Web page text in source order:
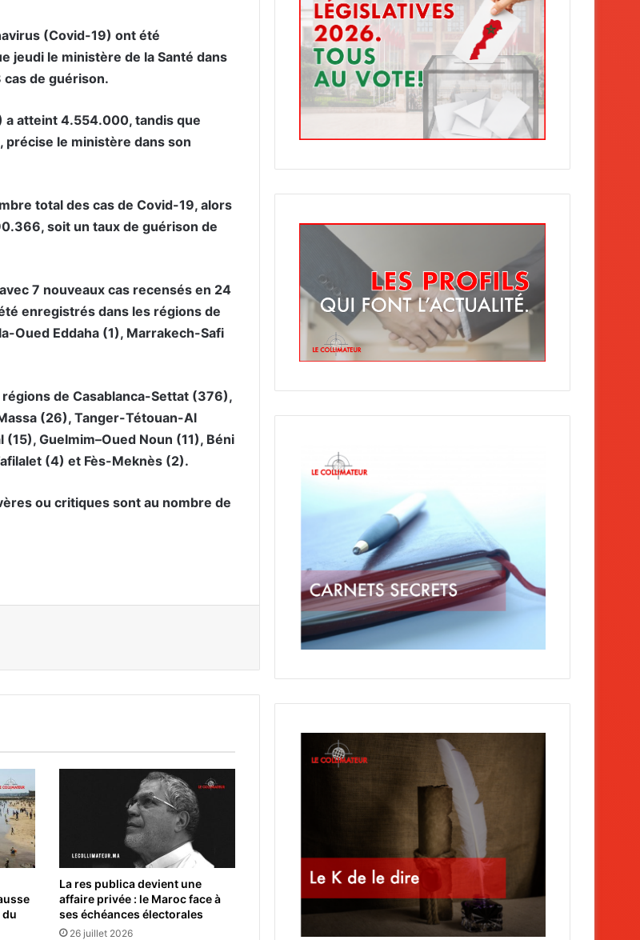
(Covid-19) ont été
jeudi le ministère de la Santé dans
de guérison.
a atteint 4.554.000, tandis que
précise le ministère dans son
total des cas de Covid-19, alors
soit un taux de guérison de
7 nouveaux cas recensés en 24
enregistrés dans les régions de
Oued Eddaha (1), Marrakech-Safi
de Casablanca-Settat (376),
(26), Tanger-Tétouan-Al
Guelmim–Oued Noun (11), Béni
(4) et Fès-Meknès (2).
ou critiques sont au nombre de
du
La res publica devient une
affaire privée : le Maroc face à
ses échéances électorales
26 juillet 2026